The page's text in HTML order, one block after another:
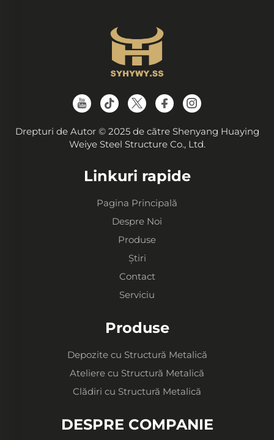
Drepturi de Autor © 2025 de către Shenyang Huaying
Weiye Steel Structure Co., Ltd.
Linkuri rapide
Pagina Principală
Despre Noi
Produse
Știri
Contact
Serviciu
Produse
Depozite cu Structură Metalică
Ateliere cu Structură Metalică
Clădiri cu Structură Metalică
DESPRE COMPANIE